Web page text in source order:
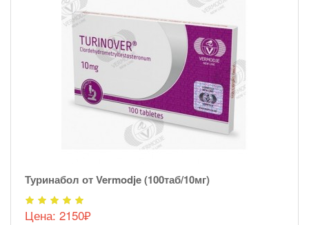
Туринабол от Vermodje (100таб/10мг)
Цена: 2150₽